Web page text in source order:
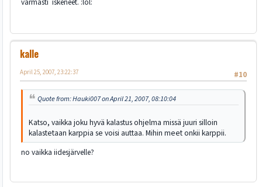
kalle
#10
April 25, 2007, 23:22:37
Quote from: Hauki007 on April 21, 2007, 08:10:04
Katso, vaikka joku hyvä kalastus ohjelma missä juuri silloin
kalastetaan karppia se voisi auttaa. Mihin meet onkii karppii.
no vaikka iidesjärvelle?